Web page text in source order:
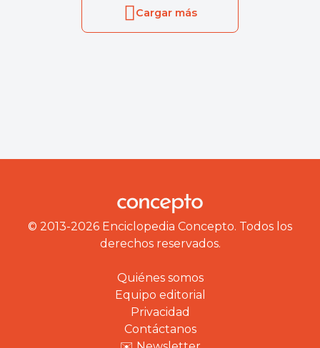
Cargar más
© 2013-2026 Enciclopedia Concepto. Todos los
derechos reservados.
Quiénes somos
Equipo editorial
Privacidad
Contáctanos